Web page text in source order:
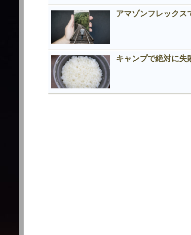
アマゾンフレックス
キャンプで絶対に失